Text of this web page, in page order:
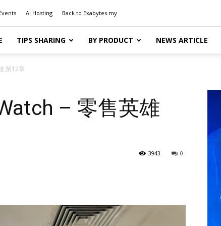
AI Hosting Back to Exabytes.my
TIPS SHARING BY PRODUCT NEWS ARTICLE
第12章
– 零售英雄
0
3943